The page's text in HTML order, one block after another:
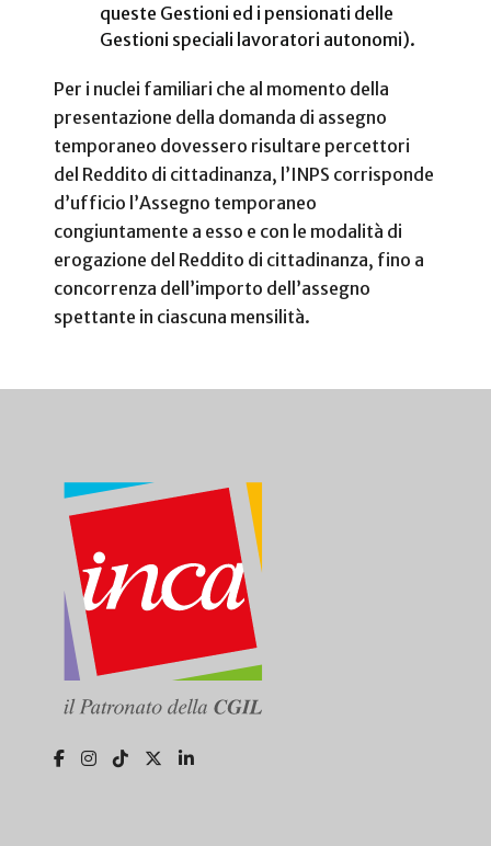
queste Gestioni ed i pensionati delle
Gestioni speciali lavoratori autonomi).
Per i nuclei familiari che al momento della
presentazione della domanda di assegno
temporaneo dovessero risultare percettori
del Reddito di cittadinanza, l’INPS corrisponde
d’ufficio l’Assegno temporaneo
congiuntamente a esso e con le modalità di
erogazione del Reddito di cittadinanza, fino a
concorrenza dell’importo dell’assegno
spettante in ciascuna mensilità.